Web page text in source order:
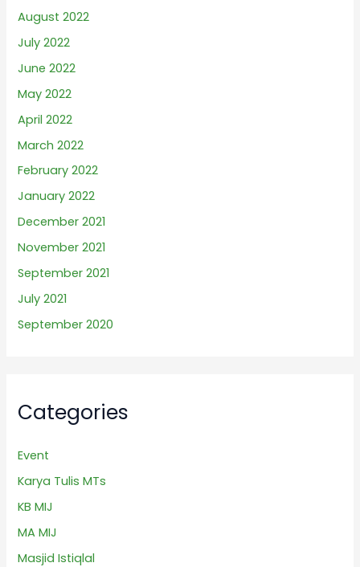
August 2022
July 2022
June 2022
May 2022
April 2022
March 2022
February 2022
January 2022
December 2021
November 2021
September 2021
July 2021
September 2020
Categories
Event
Karya Tulis MTs
KB MIJ
MA MIJ
Masjid Istiqlal